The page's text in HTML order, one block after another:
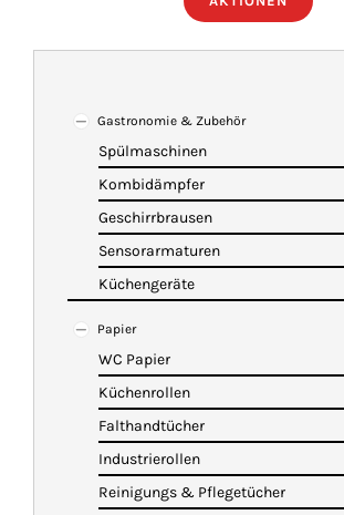
IMBISSANHÄNGER
KATALOG
WARENKORB
Gastronomie & Zubehör
Spülmaschinen
Kombidämpfer
Geschirrbrausen
Sensorarmaturen
Küchengeräte
Papier
WC Papier
Küchenrollen
Falthandtücher
Industrierollen
Reinigungs & Pflegetücher